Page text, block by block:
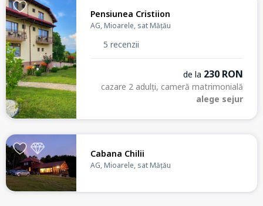
Pensiunea Cristiion
AG, Mioarele, sat Mățău
5 recenzii
de la 230 RON
cazare 2 adulți, cameră matrimonială
alege sejur
Cabana Chilii
AG, Mioarele, sat Mățău